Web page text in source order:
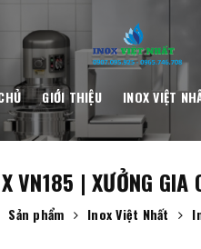
GIỚI THIỆU INOX VIỆT
VN185 | XƯỞNG GIA
Sản phẩm Inox Việt Nhất